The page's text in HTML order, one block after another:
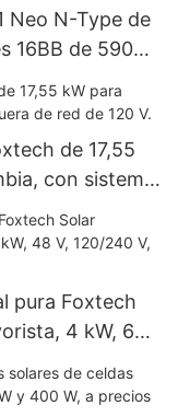
Neo N-Type de
16BB de 590
vatios con
de 17,55
con sistema
pura Foxtech
4 kW, 6
de la red.